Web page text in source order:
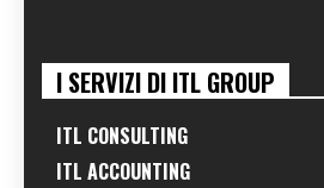
I SERVIZI DI ITL GROUP
ITL CONSULTING
ITL ACCOUNTING